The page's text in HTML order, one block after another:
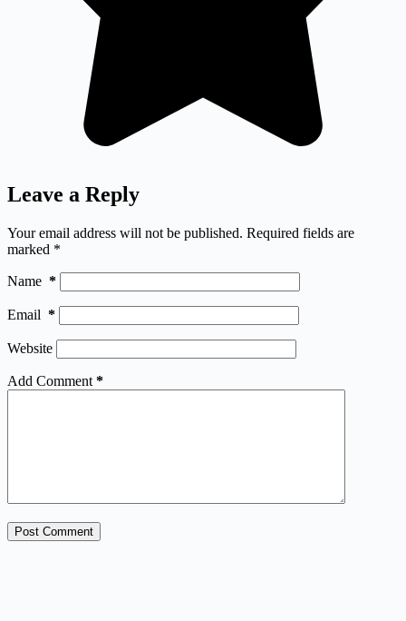
Leave a Reply
Your email address will not be published. Required fields are
marked *
Name *
Email *
Website
Add Comment *
Post Comment